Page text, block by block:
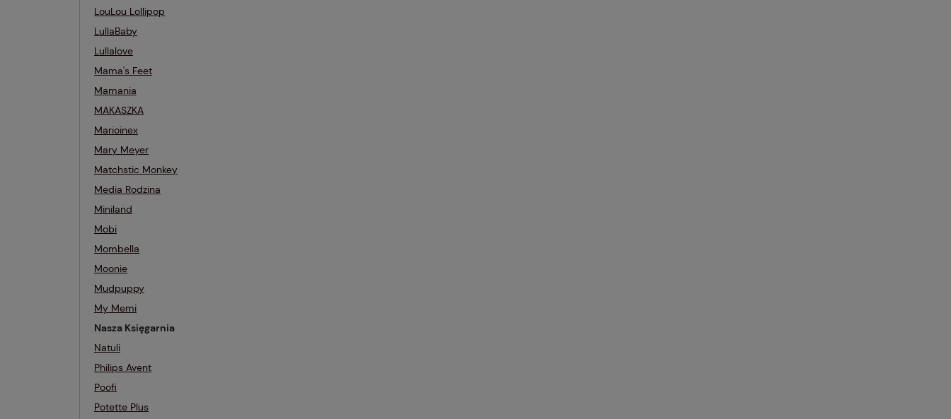
LouLou Lollipop
LullaBaby
Lullalove
Mama's Feet
Mamania
MAKASZKA
Marioinex
Mary Meyer
Matchstic Monkey
Media Rodzina
Miniland
Mobi
Mombella
Moonie
Mudpuppy
My Memi
Nasza Księgarnia
Natuli
Philips Avent
Poofi
Potette Plus